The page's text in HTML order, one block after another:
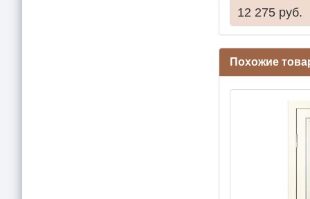
12 275 руб.
Похожие